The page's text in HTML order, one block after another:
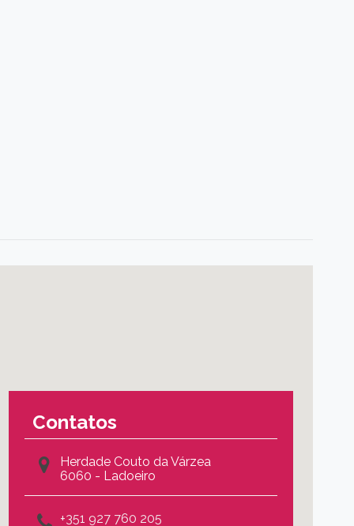
Contatos
Herdade Couto da Várzea
6060 - Ladoeiro
+351 927 760 205